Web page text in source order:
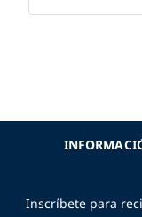
Inscríbete para